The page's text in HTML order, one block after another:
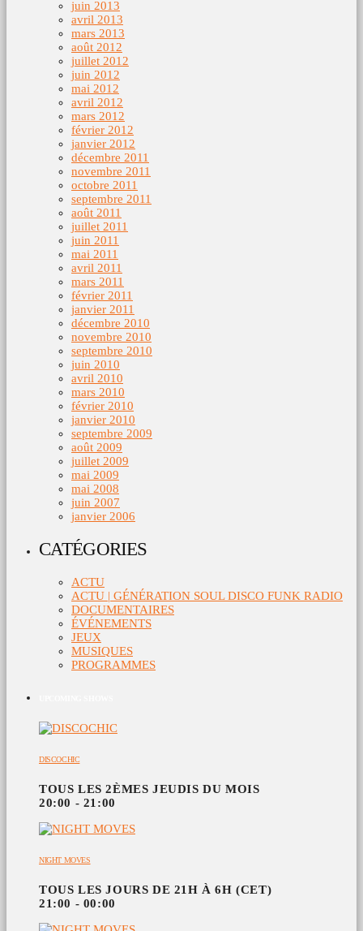
juin 2013
avril 2013
mars 2013
août 2012
juillet 2012
juin 2012
mai 2012
avril 2012
mars 2012
février 2012
janvier 2012
décembre 2011
novembre 2011
octobre 2011
septembre 2011
août 2011
juillet 2011
juin 2011
mai 2011
avril 2011
mars 2011
février 2011
janvier 2011
décembre 2010
novembre 2010
septembre 2010
juin 2010
avril 2010
mars 2010
février 2010
janvier 2010
septembre 2009
août 2009
juillet 2009
mai 2009
mai 2008
juin 2007
janvier 2006
CATÉGORIES
ACTU
ACTU | GÉNÉRATION SOUL DISCO FUNK RADIO
DOCUMENTAIRES
ÉVÉNEMENTS
JEUX
MUSIQUES
PROGRAMMES
DISCOCHIC
TOUS LES 2ÈMES JEUDIS DU MOIS
20:00 - 21:00
NIGHT MOVES
TOUS LES JOURS DE 21H À 6H (CET)
21:00 - 00:00